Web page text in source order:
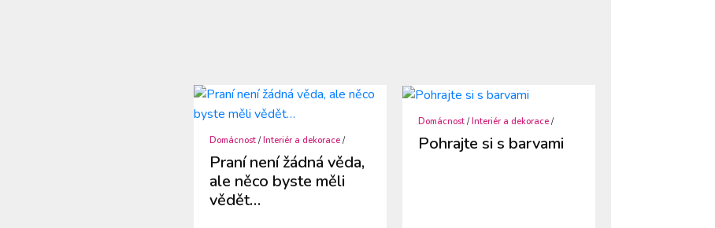
Domácnost /Interiér a dekorace /
Praní není žádná věda,
ale něco byste měli
vědět…
Domácnost /Interiér a dekorace /
Pohrajte si s barvami